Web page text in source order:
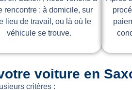
rencontre : à domicile, sur
lieu de travail, ou là où le
véhicule se trouve.
voiture en
critères :